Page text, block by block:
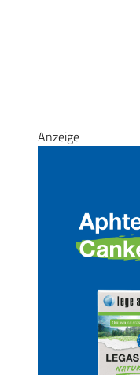
Anzeige